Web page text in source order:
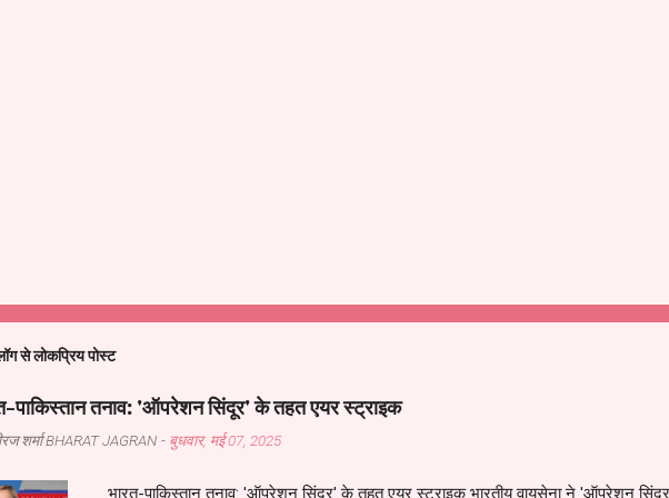
से लोकप्रिय पोस्ट
पाकिस्तान तनाव: 'ऑपरेशन सिंदूर' के तहत एयर स्ट्राइक
शर्माBHARAT JAGRAN - बुधवार, मई 07, 2025
भारत-पाकिस्तान तनाव: 'ऑपरेशन सिंदूर' के तहत एयर स्ट्राइक भारतीय वायुसेना ने 'ऑपरेशन